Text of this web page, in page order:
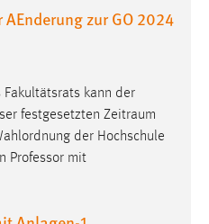
zur GO 2024
kann der
festgesetzten Zeitraum
der Hochschule
Professor mit